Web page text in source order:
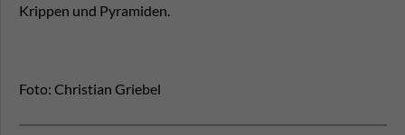
Krippen und Pyramiden.
Foto: Christian Griebel